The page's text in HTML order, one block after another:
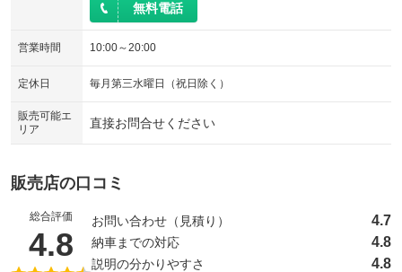
無料電話
営業時間 10:00～20:00
定休日 毎月第三水曜日（祝日除く）
販売可能エ
リア
直接お問合せください
販売店の口コミ
総合評価
4.8 （5点満点中）
お問い合わせ（見積り） 4.7
納車までの対応 4.8
説明の分かりやすさ 4.8